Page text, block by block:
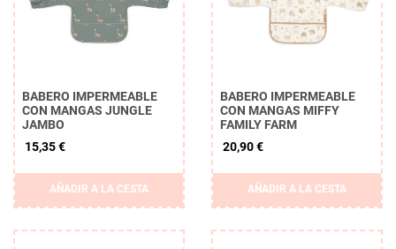
BABERO IMPERMEABLE
CON MANGAS JUNGLE
JAMBO
15,35 €
AÑADIR A LA CESTA
BABERO IMPERMEABLE
CON MANGAS MIFFY
FAMILY FARM
20,90 €
AÑADIR A LA CESTA